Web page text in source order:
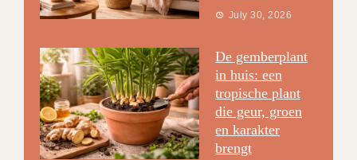
July 30, 2026
De gemberplant
in huis: een
tropische plant
die geur, groen
en karakter
brengt